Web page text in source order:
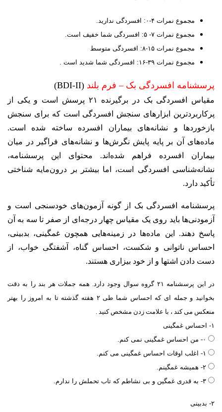
مجموع نمرات ۴-۰: افسردگی ندارید.
مجموع نمرات ۷- ۵: افسردگی شما خفیف است.
مجموع نمرات ۱۵-۸: افسردگی متوسط
مجموع نمرات ۳۹-۱۶: افسردگی شما شدید است .
پرسشنامه افسردگی بک – فرم بلند (BDI-II)
مقیاس افسردگی بک در برگیرنده ۲۱ پرسش است و یکی از
پرکاربردترین ابزارهای سنجش افسردگی است که برای سنجش
بازخوردها و نشانه‌های بیماران افسرده ساخته ­‌شده است.
ماده‌های آن بر پایه پایش نگرش‌ها و نشانه‌های فراگیر در میان
بیماران افسرده فراهم شده‌اند. محتوای این پرسشنامه،
نشانه‌شناسی افسردگی است، اما بیشتر بر درون‌مایه شناختی
تأکید دارد.
پرسشنامه افسردگی بک از گونه آزمون‌های خودسنجی است و
آزمودنی‌ها باید روی یک مقیاس چهار درجه‌ای از صفر تا سه به آن
پاسخ دهند. این ماده‌ها در زمینه‌هایی همچون غمگینی، بدبینی،
احساس ناتوانی و شکست، احساس گناه، آشفتگی خواب، از
دست دادن اشتها و از خود بیزاری هستند.
در این پرسشنامه ۲۱ گروه سوال وجود دارد. همه جملات هر بند را به دقت
بخوانید و جمله ای که احساس شما طی ۲ هفته گذشته تا به امروز را بهتر
منعکس می کند ، با علامت زدن مشخص کنید .
۱- احساس غمگینی
۲- بدبینی